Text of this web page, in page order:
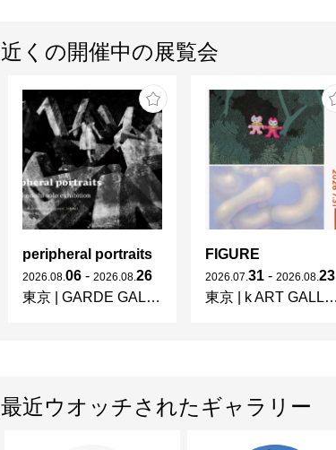
近くの開催中の展覧会
peripheral portraits
2026 08 06 - 2026 08 26
東京
GARDE GALLERY
FIGURE
2026 07 31 - 2026 08 23
東京
k ART GALLERY
最近ウオッチされたギャラリー